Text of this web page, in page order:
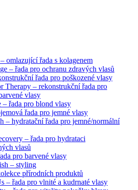
omlazující řada s kolagenem
– řada pro ochranu zdravých vlasů
řada pro poškozené vlasy
Therapy – rekonstrukční řada pro
vlasy
řada pro blond vlasy
řada pro jemné vlasy
– hydratační řada pro jemné/normální
– řada pro hydrataci
vlasů
pro barvené vlasy
– styling
přírodních produktů
– řada pro vlnité a kudrnaté vlasy